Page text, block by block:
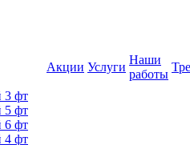
3 фт
5 фт
6 фт
4 фт
Акции Услуги
Наши
работы